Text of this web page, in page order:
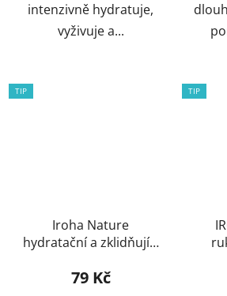
intenzivně hydratuje,
vyživuje a...
TIP
Iroha Nature
hydratační a zklidňující
extraktem
79 Kč
TIP